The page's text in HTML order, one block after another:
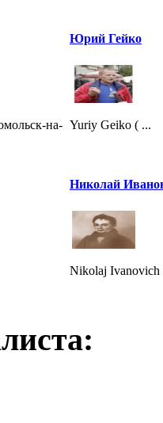
на-
Юрий Гейко
Yuriy Geiko ( ...
Николай
Nikolaj Ivanovich